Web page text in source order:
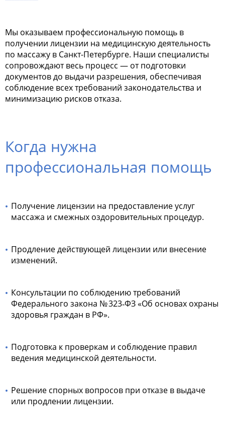
Мы оказываем профессиональную помощь в
получении лицензии на медицинскую деятельность
по массажу в Санкт-Петербурге. Наши специалисты
сопровождают весь процесс — от подготовки
документов до выдачи разрешения, обеспечивая
соблюдение всех требований законодательства и
минимизацию рисков отказа.
Когда нужна
профессиональная помощь
Получение лицензии на предоставление услуг
массажа и смежных оздоровительных процедур.
Продление действующей лицензии или внесение
изменений.
Консультации по соблюдению требований
Федерального закона № 323‑ФЗ «Об основах охраны
здоровья граждан в РФ».
Подготовка к проверкам и соблюдение правил
ведения медицинской деятельности.
Решение спорных вопросов при отказе в выдаче
или продлении лицензии.